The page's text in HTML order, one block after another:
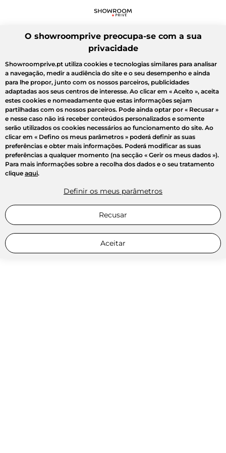
O showroomprive preocupa-se com a sua
privacidade
Showroomprive.pt utiliza cookies e tecnologias similares para analisar
a navegação, medir a audiência do site e o seu desempenho e ainda
para lhe propor, junto com os nossos parceiros, publicidades
adaptadas aos seus centros de interesse. Ao clicar em « Aceito », aceita
estes cookies e nomeadamente que estas informações sejam
partilhadas com os nossos parceiros. Pode ainda optar por « Recusar »
e nesse caso não irá receber conteúdos personalizados e somente
serão utilizados os cookies necessários ao funcionamento do site. Ao
clicar em « Defino os meus parâmetros » poderá definir as suas
preferências e obter mais informações. Poderá modificar as suas
preferências a qualquer momento (na secção « Gerir os meus dados »).
Para mais informações sobre a recolha dos dados e o seu tratamento
clique aqui.
Definir os meus parâmetros
Recusar
Aceitar